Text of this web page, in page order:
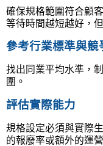
確保規格範圍符合顧
等待時間越短越好，
參考行業標準與競
找出同業平均水準，
圍。
評估實際能力
規格設定必須與實際
的報廢率或額外的運